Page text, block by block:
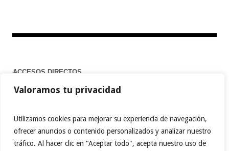
Valoramos tu privacidad
Utilizamos cookies para mejorar su experiencia de navegación,
ofrecer anuncios o contenido personalizados y analizar nuestro
tráfico. Al hacer clic en "Aceptar todo", acepta nuestro uso de
ACCESOS DIRECTOS
Home